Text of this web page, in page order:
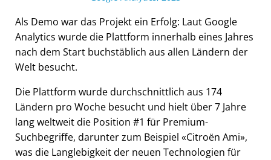
Als Demo war das Projekt ein Erfolg: Laut Google
Analytics wurde die Plattform innerhalb eines Jahres
nach dem Start buchstäblich aus allen Ländern der
Welt besucht.
Die Plattform wurde durchschnittlich aus 174
Ländern pro Woche besucht und hielt über 7 Jahre
lang weltweit die Position #1 für Premium-
Suchbegriffe, darunter zum Beispiel
Citroën Ami ,
was die Langlebigkeit der neuen Technologien für